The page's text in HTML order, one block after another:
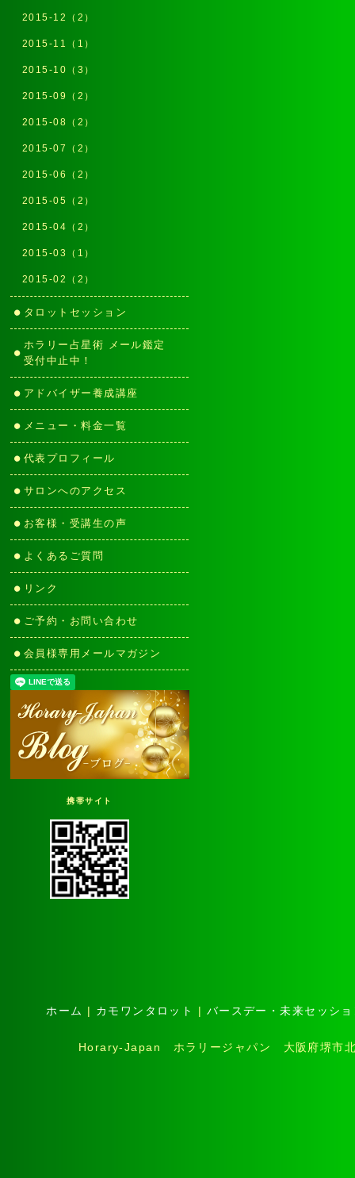
2015-12（2）
2015-11（1）
2015-10（3）
2015-09（2）
2015-08（2）
2015-07（2）
2015-06（2）
2015-05（2）
2015-04（2）
2015-03（1）
2015-02（2）
タロットセッション
ホラリー占星術 メール鑑定
受付中止中！
アドバイザー養成講座
メニュー・料金一覧
代表プロフィール
サロンへのアクセス
お客様・受講生の声
よくあるご質問
リンク
ご予約・お問い合わせ
会員様専用メールマガジン
携帯サイト
ホーム | カモワンタロット | バースデー・未来セッシ
Horary-Japan ホラリージャパン 大阪府堺市